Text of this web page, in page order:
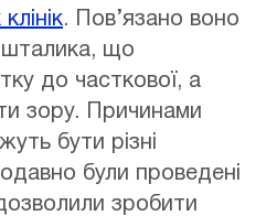
. Пов’язано воно
що
до часткової, а
зору. Причинами
бути різні
були проведені
зробити